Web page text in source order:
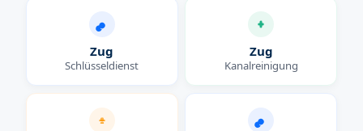
Zug
Schlüsseldienst
Zug
Kanalreinigung